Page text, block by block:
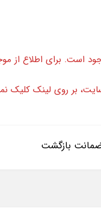
است. برای اطلاع از
بر روی لینک کلیک